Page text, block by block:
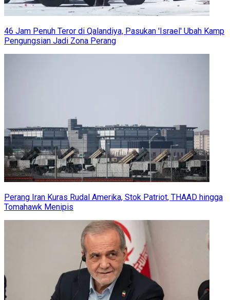
46 Jam Penuh Teror di Qalandiya, Pasukan 'Israel' Ubah Kamp
Pengungsian Jadi Zona Perang
Perang Iran Kuras Rudal Amerika, Stok Patriot, THAAD hingga
Tomahawk Menipis